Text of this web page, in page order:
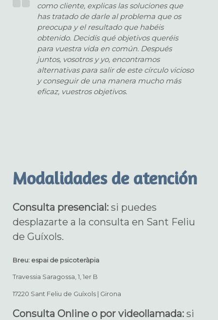
como cliente, explicas las soluciones que
has tratado de darle al problema que os
preocupa y el resultado que habéis
obtenido. Decidís qué objetivos queréis
para vuestra vida en común. Después
juntos, vosotros y yo, encontramos
alternativas para salir de este círculo vicioso
y conseguir de una manera mucho más
eficaz, vuestros objetivos.
Modalidades de atención
Consulta presencial:si puedes
desplazarte a la consulta en Sant Feliu
de Guíxols.
Breu: espai de psicoteràpia
Travessia Saragossa, 1, 1er B
17220 Sant Feliu de Guíxols | Girona
Consulta Online o por videollamada:si